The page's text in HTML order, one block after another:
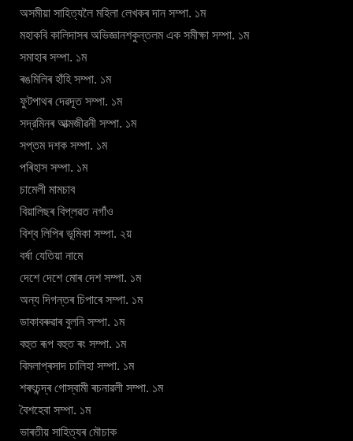
অসমীয়া সাহিত্যলৈ মহিলা লেখকৰ দান সম্পা. ১ম
মহাকবি কালিদাসৰ অভিজ্ঞানশকুন্তলম এক সমীক্ষা সম্পা. ১ম
সমাহাৰ সম্পা. ১ম
ৰঙমিলিৰ হাঁহি সম্পা. ১ম
ফুটপাথৰ দেৱদূত সম্পা. ১ম
সদ্রমিনৰ আত্মজীৱনী সম্পা. ১ম
সপ্তম দশক সম্পা. ১ম
পৰিহাস সম্পা. ১ম
চামেলী মামচাব
বিয়ালিছৰ বিপ্লৱত নগাঁও
বিশ্ব লিপিৰ ভূমিকা সম্পা. ২য়
বৰ্ষা যেতিয়া নামে
দেশে দেশে মোৰ দেশ সম্পা. ১ম
অন্য দিগন্তৰ চিপাৰে সম্পা. ১ম
ডাকাবৰুৱাৰ বুলনি সম্পা. ১ম
বহুত ৰূপ বহুত ৰং সম্পা. ১ম
বিমলাপ্ৰসাদ চালিহা সম্পা. ১ম
শৰৎচন্দ্ৰ গোস্বামী ৰচনাৱলী সম্পা. ১ম
বৈশহেবা সম্পা. ১ম
ভাৰতীয় সাহিত্যৰ মৌচাক